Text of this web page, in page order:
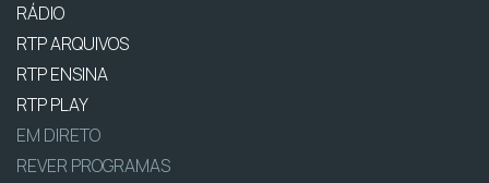
RÁDIO
RTP ARQUIVOS
RTP ENSINA
RTP PLAY
EM DIRETO
REVER PROGRAMAS